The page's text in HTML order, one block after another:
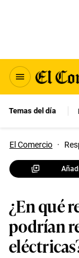
Temas del día
El Comercio ·
¿En qué
podrían